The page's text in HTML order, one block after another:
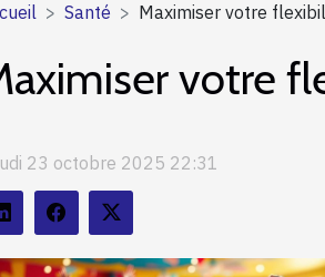
Santé Maximiser votre
votre
23 octobre 2025 22:31